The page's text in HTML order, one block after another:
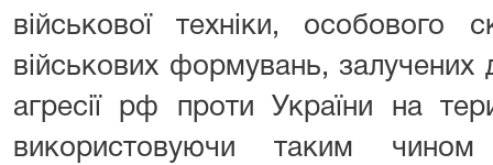
військової техніки, особового
військових формувань, залучених
агресії рф проти України на
використовуючи таким